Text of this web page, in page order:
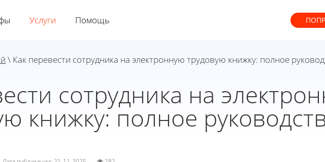
Услуги Помощь
\ Как перевести сотрудника на электронную трудовую книжку: полное
сотрудника на
книжку: полное